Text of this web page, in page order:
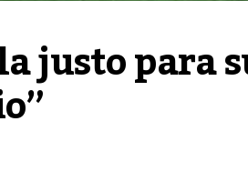
justo para